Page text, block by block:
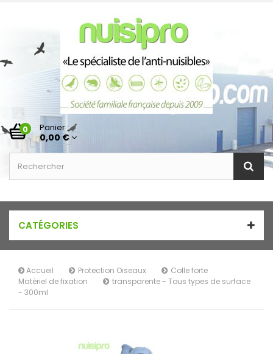
0 Panier :
0,00 €
CATÉGORIES
Accueil
Protection Oiseaux
Matériel de fixation
Colle forte
transparente - Tous types de surface
- 300ml